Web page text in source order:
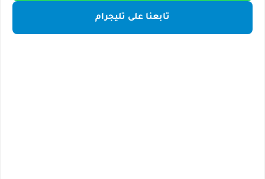
تابعنا على تليجرام